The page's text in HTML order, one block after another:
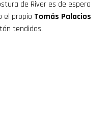
de River es de espera
el propio Tomás Palacios
tendidos.